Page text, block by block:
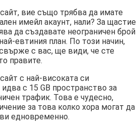
вие също трябва да имате
имейл акаунт, нали? За щастие
да създавате неограничен брой
евтиния план. По този начин,
с вас, ще види, че сте
правите.
с най-високата си
с 15 GB пространство за
трафик. Това е чудесно,
за това колко хора могат да
едновременно.